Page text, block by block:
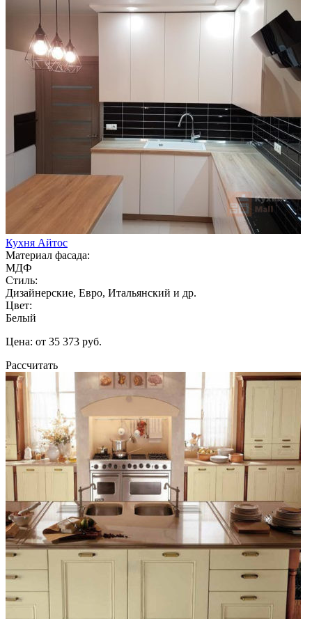
Кухня Айтос
Материал фасада:
МДФ
Стиль:
Дизайнерские, Евро, Итальянский и др.
Цвет:
Белый
Цена: от 35 373 руб.
Рассчитать